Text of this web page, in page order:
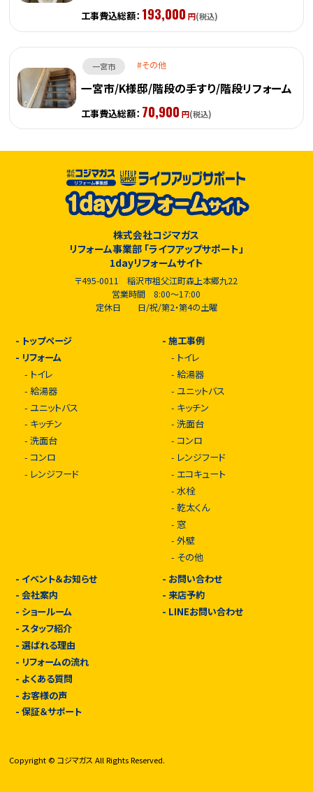
工事費込総額： 193,000 円(税込)
一宮市 その他
一宮市/K様邸/階段の手すり/階段リフォーム
工事費込総額： 70,900 円(税込)
株式会社コジマガス
リフォーム事業部 「ライフアップサポート」
1dayリフォームサイト
〒495-0011 稲沢市祖父江町森上本郷九22
営業時間 8:00～17:00
定休日 日/祝/第2・第4の土曜
- トップページ
- リフォーム
- トイレ
- 給湯器
- ユニットバス
- キッチン
- 洗面台
- コンロ
- レンジフード
-施工事例
- トイレ
-給湯器
- ユニットバス
- キッチン
-洗面台
- コンロ
- レンジフード
- エコキュート
-水栓
-乾太くん
- 窓
-外壁
- その他
- イベント＆お知らせ
- 会社案内
- ショールーム
- スタッフ紹介
- 選ばれる理由
- リフォームの流れ
- よくある質問
- お客様の声
- 保証＆サポート
- お問い合わせ
-来店予約
- LINEお問い合わせ
Copyright © コジマガス All Rights Reserved.